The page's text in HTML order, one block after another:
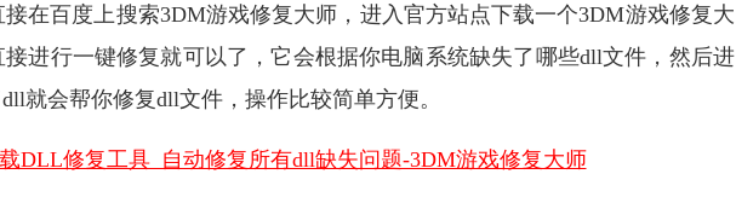
在百度上搜索3DM游戏修复大师，进入官方站点下载一个3DM游戏修复大
进行一键修复就可以了，它会根据你电脑系统缺失了哪些dll文件，然后进
就会帮你修复dll文件，操作比较简单方便。
DLL修复工具_自动修复所有dll缺失问题-3DM游戏修复大师